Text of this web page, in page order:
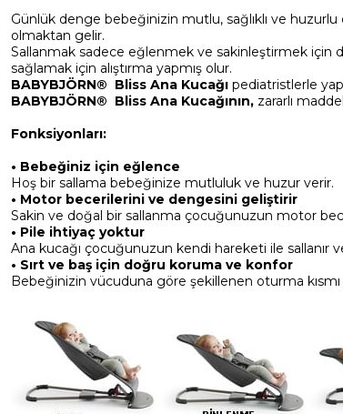
Günlük denge bebeğinizin mutlu, sağlıklı ve
olmaktan gelir.
Sallanmak sadece eğlenmek ve sakinleştirmek için
sağlamak için alıştırma yapmış olur.
BABYBJÖRN® Bliss Ana Kucağı pediatristlerle
BABYBJÖRN® Bliss Ana Kucağının, zararlı
Fonksiyonları:
• Bebeğiniz için eğlence
Hoş bir sallama bebeğinize mutluluk ve huzur verir.
• Motor becerilerini ve dengesini geliştirir
Sakin ve doğal bir sallanma çocuğunuzun motor
• Pile ihtiyaç yoktur
Ana kucağı çocuğunuzun kendi hareketi ile sallanır
• Sırt ve baş için doğru koruma ve konfor
Bebeğinizin vücuduna göre şekillenen oturma kısmı